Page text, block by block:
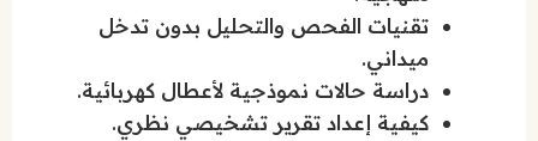
تقنيات الفحص والتحليل بدون تدخل
ميداني.
دراسة حالات نموذجية لأعطال كهربائية.
كيفية إعداد تقرير تشخيصي نظري.